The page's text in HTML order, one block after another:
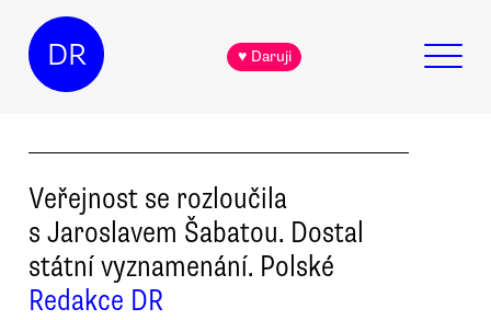
DR ♥ Daruji
Veřejnost se rozloučila
s Jaroslavem Šabatou. Dostal
státní vyznamenání. Polské
Redakce DR